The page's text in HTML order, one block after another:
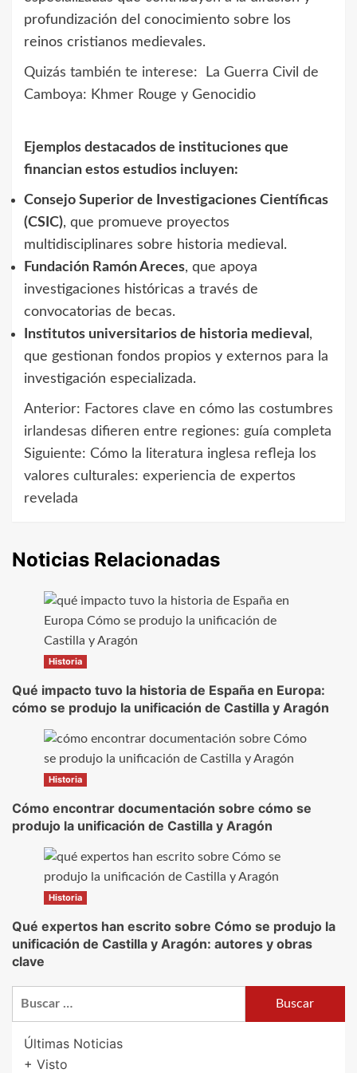
profundización del conocimiento sobre los
reinos cristianos medievales.
Quizás también te interese:
La Guerra Civil de
Camboya: Khmer Rouge y Genocidio
Ejemplos destacados de instituciones que
financian estos estudios incluyen:
Consejo Superior de Investigaciones Científicas
(CSIC), que promueve proyectos
multidisciplinares sobre historia medieval.
Fundación Ramón Areces, que apoya
investigaciones históricas a través de
convocatorias de becas.
Institutos universitarios de historia medieval ,
que gestionan fondos propios y externos para la
investigación especializada.
Navegación
de
entradas
Anterior: Factores clave en cómo las costumbres
irlandesas difieren entre regiones: guía completa
Siguiente: Cómo la literatura inglesa refleja los
valores culturales: experiencia de expertos
revelada
Noticias Relacionadas
Historia
Qué impacto tuvo la historia de España en Europa:
cómo se produjo la unificación de Castilla y Aragón
Historia
Cómo encontrar documentación sobre cómo se
produjo la unificación de Castilla y Aragón
Historia
Qué expertos han escrito sobre Cómo se produjo la
unificación de Castilla y Aragón: autores y obras
clave
Últimas Noticias
+ Visto